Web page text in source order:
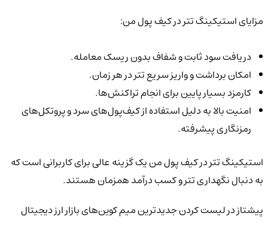
مزایای استیکینگ تتر در کیف پول من:
دریافت سود ثابت و شفاف بدون ریسک معامله.
امکان برداشت و واریز سریع تتر در هر زمان.
کارمزد بسیار پایین برای انجام تراکنش‌ها.
امنیت بالا به دلیل استفاده از کیف‌پول‌های سرد و پروتکل‌های
رمزنگاری پیشرفته.
استیکینگ تتر در کیف پول من یک گزینه عالی برای کاربرانی است که
به دنبال نگهداری تتر و کسب درآمد همزمان هستند.
پیشتاز در لیست کردن جدیدترین میم کوین‌های بازار ارز دیجیتال